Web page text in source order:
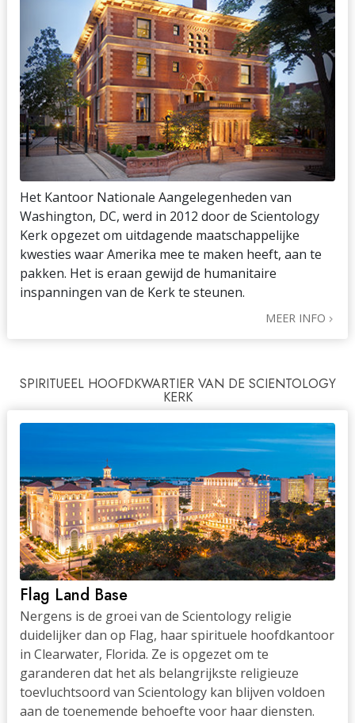
Het Kantoor Nationale Aangelegenheden van
Washington, DC, werd in 2012 door de Scientology
Kerk opgezet om uitdagende maatschappelijke
kwesties waar Amerika mee te maken heeft, aan te
pakken. Het is eraan gewijd de humanitaire
inspanningen van de Kerk te steunen.
MEER INFO
SPIRITUEEL HOOFDKWARTIER VAN DE SCIENTOLOGY
KERK
Flag Land Base
Nergens is de groei van de Scientology religie
duidelijker dan op Flag, haar spirituele hoofdkantoor
in Clearwater, Florida. Ze is opgezet om te
garanderen dat het als belangrijkste religieuze
toevluchtsoord van Scientology kan blijven voldoen
aan de toenemende behoefte voor haar diensten.